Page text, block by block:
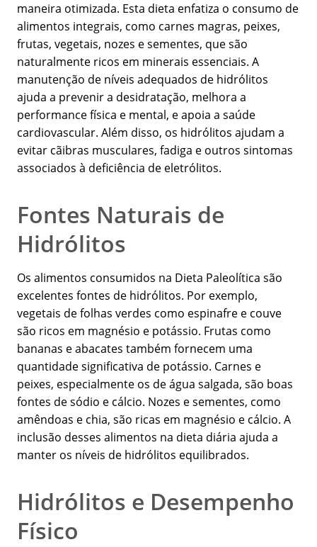
maneira otimizada. Esta dieta enfatiza o consumo de
alimentos integrais, como carnes magras, peixes,
frutas, vegetais, nozes e sementes, que são
naturalmente ricos em minerais essenciais. A
manutenção de níveis adequados de hidrólitos
ajuda a prevenir a desidratação, melhora a
performance física e mental, e apoia a saúde
cardiovascular. Além disso, os hidrólitos ajudam a
evitar cãibras musculares, fadiga e outros sintomas
associados à deficiência de eletrólitos.
Fontes Naturais de
Hidrólitos
Os alimentos consumidos na Dieta Paleolítica são
excelentes fontes de hidrólitos. Por exemplo,
vegetais de folhas verdes como espinafre e couve
são ricos em magnésio e potássio. Frutas como
bananas e abacates também fornecem uma
quantidade significativa de potássio. Carnes e
peixes, especialmente os de água salgada, são boas
fontes de sódio e cálcio. Nozes e sementes, como
amêndoas e chia, são ricas em magnésio e cálcio. A
inclusão desses alimentos na dieta diária ajuda a
manter os níveis de hidrólitos equilibrados.
Hidrólitos e Desempenho
Físico